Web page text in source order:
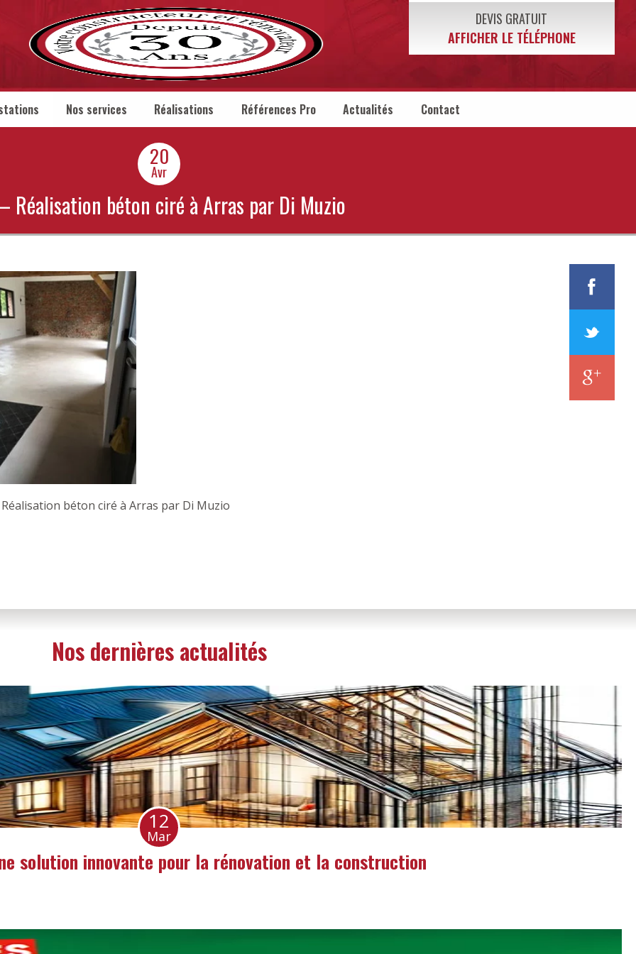
DEVIS GRATUIT
AFFICHER LE TÉLÉPHONE
Nos services Réalisations Références Pro Actualités Contact
20
Avr
Réalisation béton ciré à Arras par Di Muzio
Réalisation béton ciré à Arras par Di Muzio
Nos dernières actualités
12
Mar
solution innovante pour la rénovation et la construction